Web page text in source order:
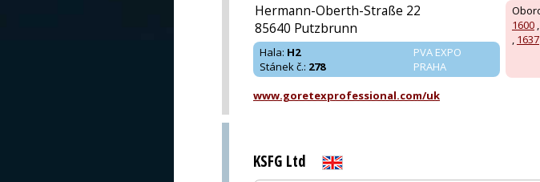
1600 ,
, 1637
Hermann-Oberth-Straße 22
85640 Putzbrunn
PVA EXPO
PRAHA
Hala: H2
Stánek č.: 278
www.goretexprofessional.com/uk
KSFG Ltd